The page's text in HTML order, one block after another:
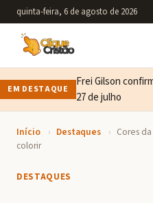
quinta-feira, 6 de agosto de 2026
EM DESTAQUE
Frei Gilson
27 de julho
Início › Destaques › Cores
colorir
DESTAQUES